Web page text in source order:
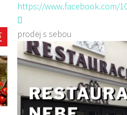
https://www.facebook.com/
prodej s sebou